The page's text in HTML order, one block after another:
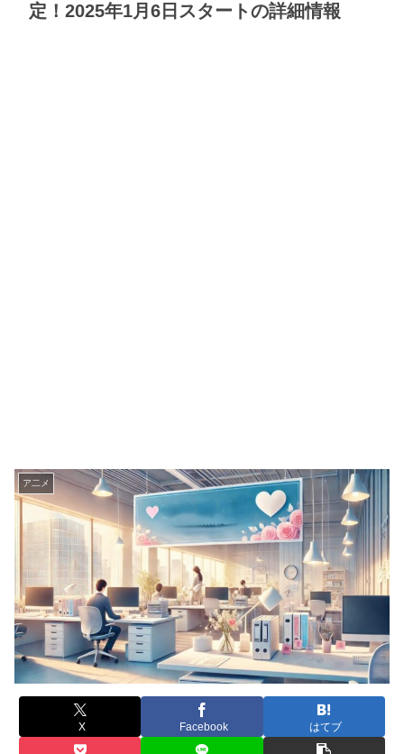
定！2025年1月6日スタートの詳細情報
ア二メ
X Facebook はてブ